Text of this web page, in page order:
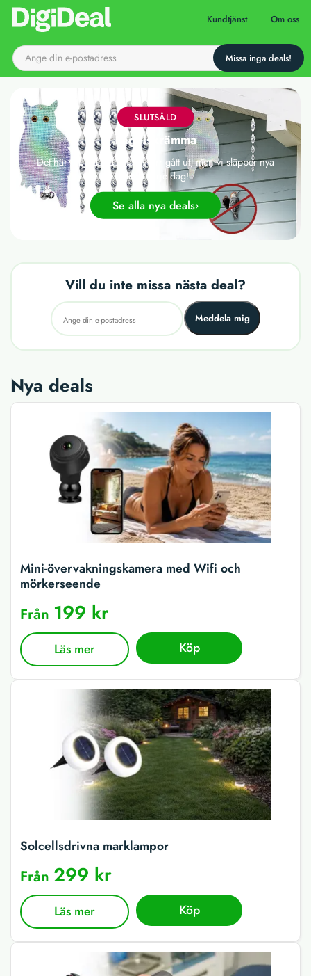
Till startsidan Kundtjänst Om oss
SLUTSÅLD
Fågelskrämma
Det här erbjudandet har tyvärr gått ut, men vi släpper nya
deals varje dag!
Se alla nya deals
Vill du inte missa nästa deal?
Meddela mig
Nya deals
Mini-övervakningskamera med Wifi och
mörkerseende
Från 199 kr
Läs mer Köp
Solcellsdrivna marklampor
Från 299 kr
Läs mer Köp